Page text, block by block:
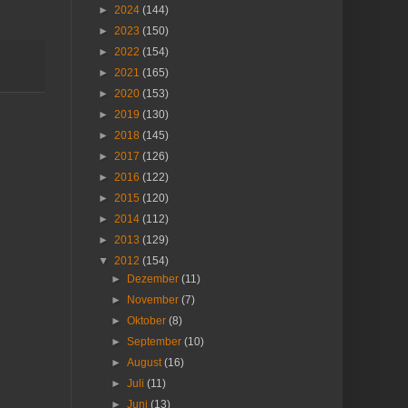
► 2024 (144)
► 2023 (150)
► 2022 (154)
► 2021 (165)
► 2020 (153)
► 2019 (130)
► 2018 (145)
► 2017 (126)
► 2016 (122)
► 2015 (120)
► 2014 (112)
► 2013 (129)
▼ 2012 (154)
►
Dezember(11)
►
November(7)
►Oktober(8)
►September(10)
►August(16)
►Juli(11)
►Juni(13)